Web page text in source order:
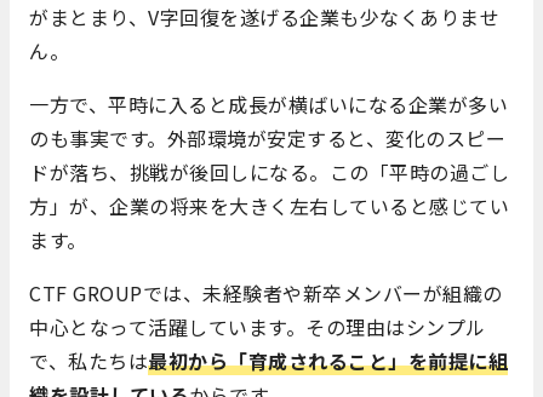
がまとまり、V字回復を遂げる企業も少なくありませ
ん。
一方で、平時に入ると成長が横ばいになる企業が多い
のも事実です。外部環境が安定すると、変化のスピー
ドが落ち、挑戦が後回しになる。この「平時の過ごし
方」が、企業の将来を大きく左右していると感じてい
ます。
CTF GROUPでは、未経験者や新卒メンバーが組織の
中心となって活躍しています。その理由はシンプル
で、私たちは最初から「育成されること」を前提に組